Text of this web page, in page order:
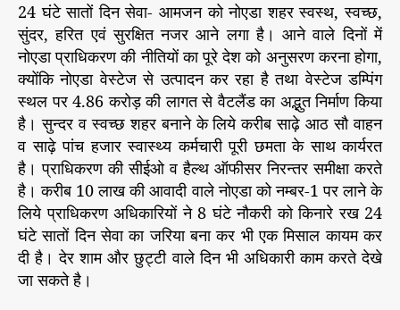
24 घंटे सातों दिन सेवा- आमजन को नोएडा शहर स्वस्थ, स्वच्छ,
सुंदर, हरित एवं सुरक्षित नजर आने लगा है। आने वाले दिनों में
नोएडा प्राधिकरण की नीतियों का पूरे देश को अनुसरण करना होगा,
क्योंकि नोएडा वेस्टेज से उत्पादन कर रहा है तथा वेस्टेज डम्पिंग
स्थल पर 4.86 करोड़ की लागत से वैटलैंड का अद्भुत निर्माण किया
है। सुन्दर व स्वच्छ शहर बनाने के लिये करीब साढ़े आठ सौ वाहन
व साढ़े पांच हजार स्वास्थ्य कर्मचारी पूरी छमता के साथ कार्यरत
है। प्राधिकरण की सीईओ व हैल्थ ऑफीसर निरन्तर समीक्षा करते
है। करीब 10 लाख की आवादी वाले नोएडा को नम्बर-1 पर लाने के
लिये प्राधिकरण अधिकारियों ने 8 घंटे नौकरी को किनारे रख 24
घंटे सातों दिन सेवा का जरिया बना कर भी एक मिसाल कायम कर
दी है। देर शाम और छुट्टी वाले दिन भी अधिकारी काम करते देखे
जा सकते है।